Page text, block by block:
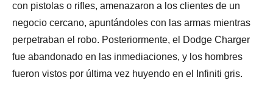
con pistolas o rifles, amenazaron a los clientes de un
negocio cercano, apuntándoles con las armas mientras
perpetraban el robo. Posteriormente, el Dodge Charger
fue abandonado en las inmediaciones, y los hombres
fueron vistos por última vez huyendo en el Infiniti gris.